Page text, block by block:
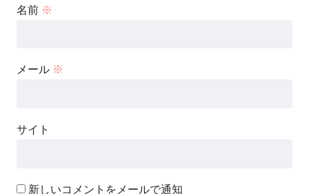
名前 ※
メール ※
サイト
新しいコメントをメールで通知